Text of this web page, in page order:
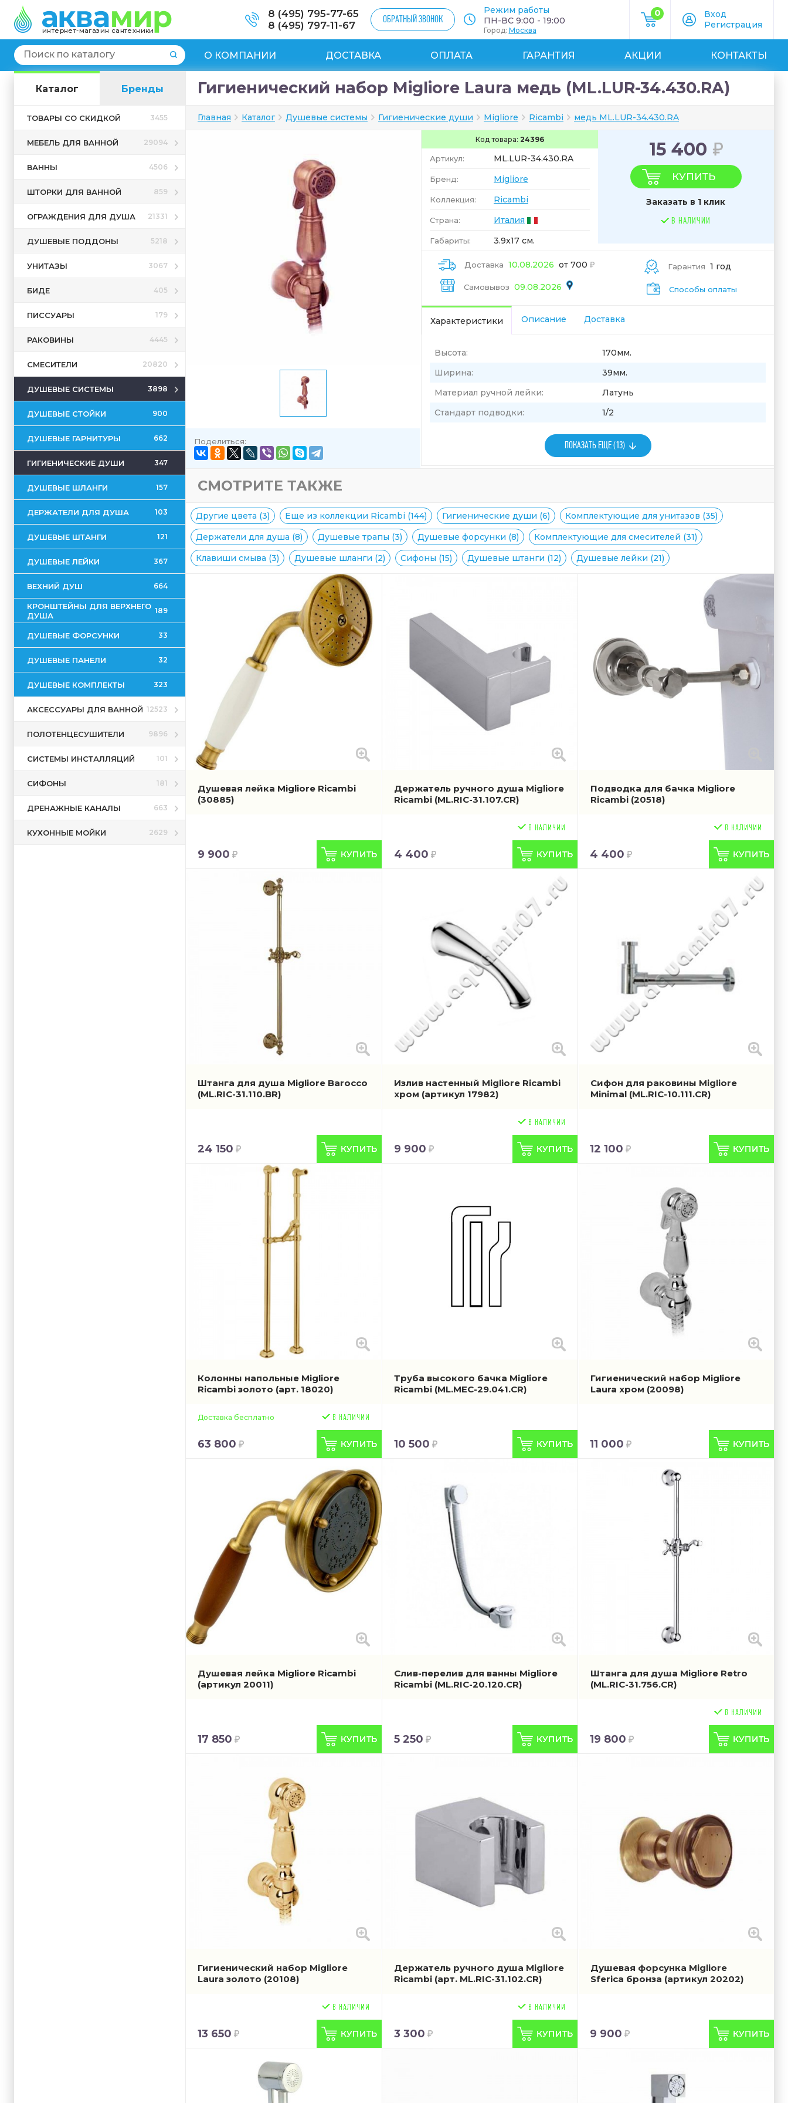
интернет-магазин сантехники
8 (495) 795-77-65
8 (495) 797-11-67
ОБРАТНЫЙ ЗВОНОК
Режим работы
ПН-ВС 9:00 - 19:00
Город: Москва
0
Вход
Регистрация
О КОМПАНИИ ДОСТАВКА ОПЛАТА ГАРАНТИЯ АКЦИИ КОНТАКТЫ
Каталог Бренды
ТОВАРЫ СО СКИДКОЙ 3455
МЕБЕЛЬ ДЛЯ ВАННОЙ 29094
ВАННЫ 4506
ШТОРКИ ДЛЯ ВАННОЙ 859
ОГРАЖДЕНИЯ ДЛЯ ДУША 21331
ДУШЕВЫЕ ПОДДОНЫ 5218
УНИТАЗЫ 3067
БИДЕ 405
ПИССУАРЫ 179
РАКОВИНЫ 4445
СМЕСИТЕЛИ 20820
ДУШЕВЫЕ СИСТЕМЫ 3898
ДУШЕВЫЕ СТОЙКИ 900
ДУШЕВЫЕ ГАРНИТУРЫ 662
ГИГИЕНИЧЕСКИЕ ДУШИ 347
ДУШЕВЫЕ ШЛАНГИ 157
ДЕРЖАТЕЛИ ДЛЯ ДУША 103
ДУШЕВЫЕ ШТАНГИ 121
ДУШЕВЫЕ ЛЕЙКИ 367
ВЕХНИЙ ДУШ 664
КРОНШТЕЙНЫ ДЛЯ ВЕРХНЕГО
ДУША
189
ДУШЕВЫЕ ФОРСУНКИ 33
ДУШЕВЫЕ ПАНЕЛИ 32
ДУШЕВЫЕ КОМПЛЕКТЫ 323
АКСЕССУАРЫ ДЛЯ ВАННОЙ 12523
ПОЛОТЕНЦЕСУШИТЕЛИ 9896
СИСТЕМЫ ИНСТАЛЛЯЦИЙ 101
СИФОНЫ 181
ДРЕНАЖНЫЕ КАНАЛЫ 663
КУХОННЫЕ МОЙКИ 2629
Гигиенический набор Migliore Laura медь (ML.LUR-34.430.RA)
Главная Каталог Душевые системы Гигиенические души Migliore Ricambi медь ML.LUR-34.430.RA
Поделиться:
Код товара: 24396
Артикул: ML.LUR-34.430.RA
Бренд: Migliore
Коллекция: Ricambi
Страна: Италия
Габариты: 3.9x17 см.
15 400
КУПИТЬ
Заказать в 1 клик
В НАЛИЧИИ
Доставка 10.08.2026 от 700
Самовывоз 09.08.2026
Гарантия 1 год
Способы оплаты
Характеристики Описание Доставка
Высота:
170мм.
Ширина:
39мм.
Материал ручной лейки:
Латунь
Стандарт подводки:
1/2
ПОКАЗАТЬ ЕЩЕ (13)
СМОТРИТЕ ТАКЖЕ
Другие цвета (3) Еще из коллекции Ricambi (144) Гигиенические души (6)
Комплектующие для унитазов (35)
Держатели для душа (8)
Душевые трапы (3) Душевые форсунки (8)
Комплектующие для смесителей (31)
Клавиши смыва (3)
Душевые шланги (2) Сифоны (15) Душевые штанги (12) Душевые лейки (21)
Душевая лейка Migliore Ricambi
(30885)
9 900
Держатель ручного душа Migliore
Ricambi (ML.RIC-31.107.CR)
4 400
Подводка для бачка Migliore
Ricambi (20518)
4 400
Штанга для душа Migliore Barocco
(ML.RIC-31.110.BR)
24 150
Излив настенный Migliore Ricambi
хром (артикул 17982)
9 900
Сифон для раковины Migliore
Minimal (ML.RIC-10.111.CR)
12 100
Колонны напольные Migliore
Ricambi золото (арт. 18020)
Доставка бесплатно
63 800
Труба высокого бачка Migliore
Ricambi (ML.MEC-29.041.CR)
10 500
Гигиенический набор Migliore
Laura хром (20098)
11 000
Душевая лейка Migliore Ricambi
(артикул 20011)
17 850
Слив-перелив для ванны Migliore
Ricambi (ML.RIC-20.120.CR)
5 250
Штанга для душа Migliore Retro
(ML.RIC-31.756.CR)
19 800
Гигиенический набор Migliore
Laura золото (20108)
13 650
Держатель ручного душа Migliore
Ricambi (арт. ML.RIC-31.102.CR)
3 300
Душевая форсунка Migliore
Sferica бронза (артикул 20202)
9 900